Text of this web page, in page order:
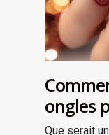
ongles
fêtes ?
Que serait